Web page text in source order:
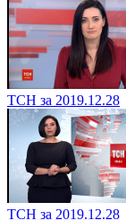
ТСН за 2019.12.28
ТСН за 2019.12.28